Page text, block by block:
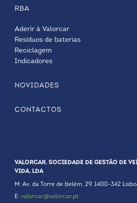
RBA
Aderir à Valorcar
Resíduos de baterias
Reciclagem
Indicadores
NOVIDADES
CONTACTOS
VALORCAR. SOCIEDADE DE GESTÃO DE
VIDA, LDA
M: Av. da Torre de Belém, 29. 1400-342
E: valorcar@valorcar.pt